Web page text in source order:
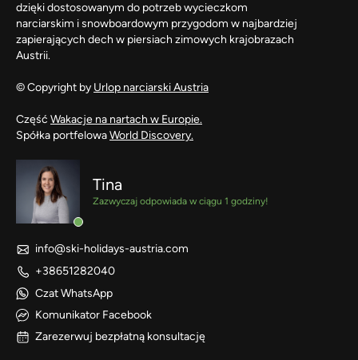
dzięki dostosowanym do potrzeb wycieczkom
narciarskim i snowboardowym przygodom w najbardziej
zapierających dech w piersiach zimowych krajobrazach
Austrii.
© Copyright by Urlop narciarski Austria
Część Wakacje na nartach w Europie.
Spółka portfelowaWorld Discovery.
Tina
Zazwyczaj odpowiada w ciągu 1 godziny!
info@ski-holidays-austria.com
+38651282040
Czat WhatsApp
Komunikator Facebook
Zarezerwuj bezpłatną konsultację